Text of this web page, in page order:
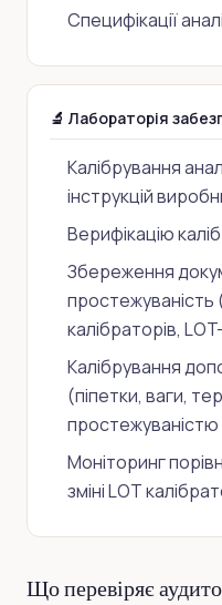
Специфікації
🔬 Лабораторія
Калібрування
інструкцій
Верифікацію
Збереження
простежуваність
калібраторів,
Калібрування
(піпетки, ваги,
простежуваністю
Моніторинг
зміні LOT
Що перевіряє